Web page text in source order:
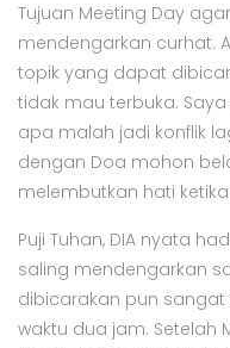
Tujuan Meeting Day
mendengarkan curhat.
topik yang dapat
tidak mau terbuka.
apa malah jadi konflik
dengan Doa mohon
melembutkan hati
Puji Tuhan, DIA nyata
saling mendengarkan
dibicarakan pun
waktu dua jam. Setelah